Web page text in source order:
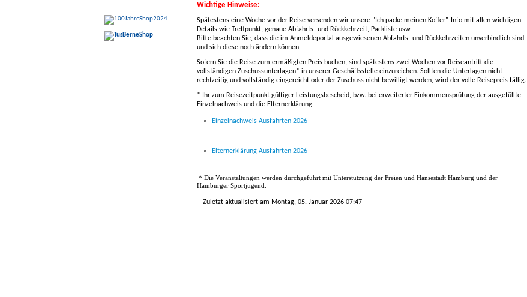
Wichtige Hinweise:
Spätestens eine Woche vor der Reise versenden wir unsere "Ich packe meinen Koffer"-Info mit allen wichtigen
Details wie Treffpunkt, genaue Abfahrts- und Rückkehrzeit, Packliste usw.
Bitte beachten Sie, dass die im Anmeldeportal ausgewiesenen Abfahrts- und Rückkehrzeiten unverbindlich sind
und sich diese noch ändern können.
Sofern Sie die Reise zum ermäßigten Preis buchen, sind spätestens zwei Wochen vor Reiseantritt die
vollständigen Zuschussunterlagen* in unserer Geschäftsstelle einzureichen. Sollten die Unterlagen nicht
rechtzeitig und vollständig eingereicht oder der Zuschuss nicht bewilligt werden, wird der volle Reisepreis fällig.
* Ihr zum Reisezeitpunkt gültiger Leistungsbescheid, bzw. bei erweiterter Einkommensprüfung der ausgefüllte
Einzelnachweis und die Elternerklärung
Einzelnachweis Ausfahrten 2026
Elternerklärung Ausfahrten 2026
* Die Veranstaltungen werden durchgeführt mit Unterstützung der Freien und Hansestadt Hamburg und der
Hamburger Sportjugend.
Zuletzt aktualisiert am Montag, 05. Januar 2026 07:47